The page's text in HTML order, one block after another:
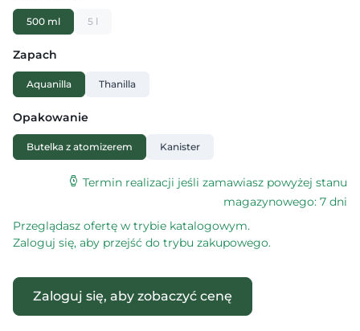
500 ml 5 l
Zapach
Aquanilla Thanilla
Opakowanie
Butelka z atomizerem Kanister
Termin realizacji jeśli zamawiasz powyżej stanu
magazynowego: 7 dni
Przeglądasz ofertę w trybie katalogowym.
Zaloguj się, aby przejść do trybu zakupowego.
Zaloguj się, aby zobaczyć cenę